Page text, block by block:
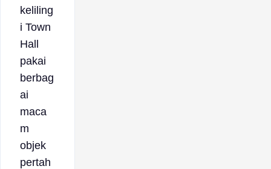
keliling
i Town
Hall
pakai
berbag
ai
maca
m
objek
pertah